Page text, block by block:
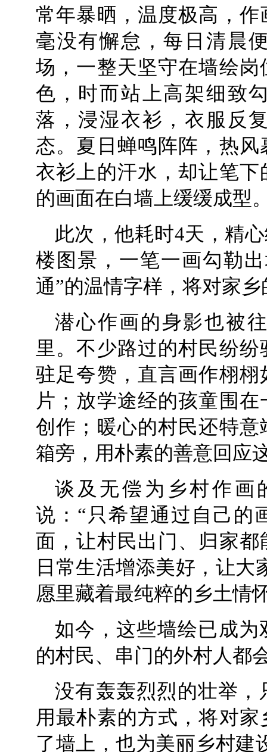
常年暴晒，温度极高，
毫没有懈怠，每日清晨
场，一整天坚守在墙绘
色，时而站上高架细致
落，浸湿衣衫，衣服反
态。夏日蝉鸣阵阵，热
衣衫上的汗水，却让笔
的画面在白墙上缓缓成型
此次，他耗时4天，精
楼图景，一笔一画勾勒
通”的温情字样，将对家
潜心作画的身影也被
里。不少路过的村民纷
驻足夸赞，直言画作栩
片；放学途经的孩童围
创作；暖心的村民还特
箱旁，用朴素的善意回应
谈及无偿为乡村作画
说：“只希望通过自己的
面，让村民出门、归家
日常生活增添美好，让大
愿里藏着最纯粹的乡土情
如今，这些墙绘已成为
的村民、串门的外村人都
没有轰轰烈烈的壮举
用最朴素的方式，将对
了墙上，也为美丽乡村建